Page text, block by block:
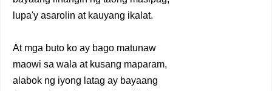
lupa'y asarolin at kauyang ikalat.
At mga buto ko ay bago matunaw
maowi sa wala at kusang maparam,
alabok ng iyong latag ay bayaang